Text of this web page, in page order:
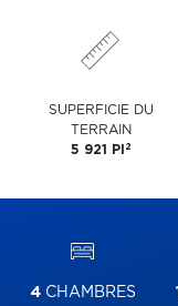
SUPERFICIE DU
TERRAIN
5 921 PI 2
4CHAMBRES 1